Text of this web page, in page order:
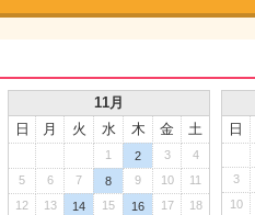
11月
日 月 火 水 木 金 土
1 2 3
4
5
6 7 8 9 10
11
12
13 14 15 16 17
18
日
3
10